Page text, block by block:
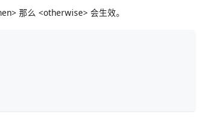
那么 <otherwise> 会生效。